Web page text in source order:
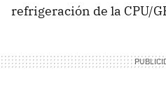
refrigeración de la CPU/